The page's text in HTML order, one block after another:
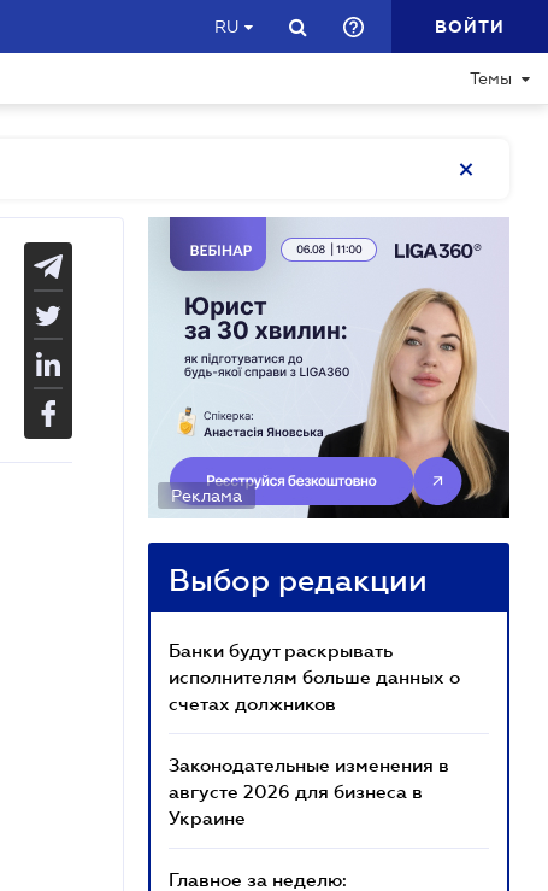
RU ВОЙТИ
Темы
Реклама
Выбор редакции
Банки будут раскрывать
исполнителям больше данных о
счетах должников
Законодательные изменения в
августе 2026 для бизнеса в
Украине
Главное за неделю: